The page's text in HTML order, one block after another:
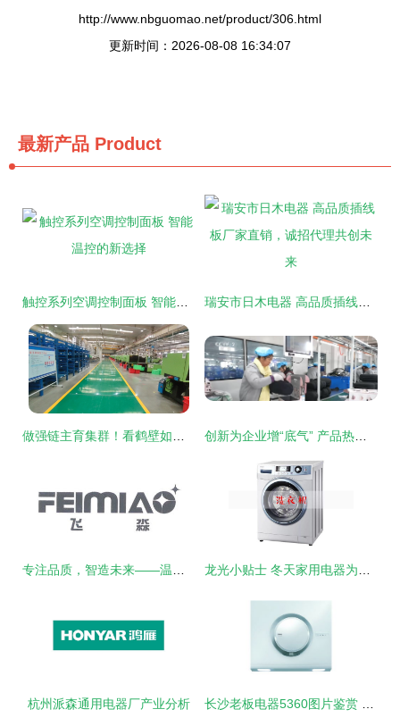
http://www.nbguomao.net/product/306.html
更新时间：2026-08-08 16:34:07
最新产品 Product
杭州派森通用电器厂产业分析